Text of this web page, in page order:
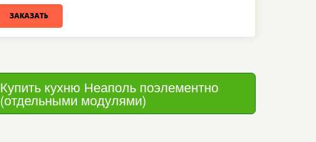
ЗАКАЗАТЬ
Купить кухню Неаполь поэлементно
(отдельными модулями)